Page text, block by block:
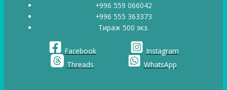
+996 559 066042
+996 555 363373
Тираж 500 экз.
Facebook
Instagram
Threads
WhatsApp